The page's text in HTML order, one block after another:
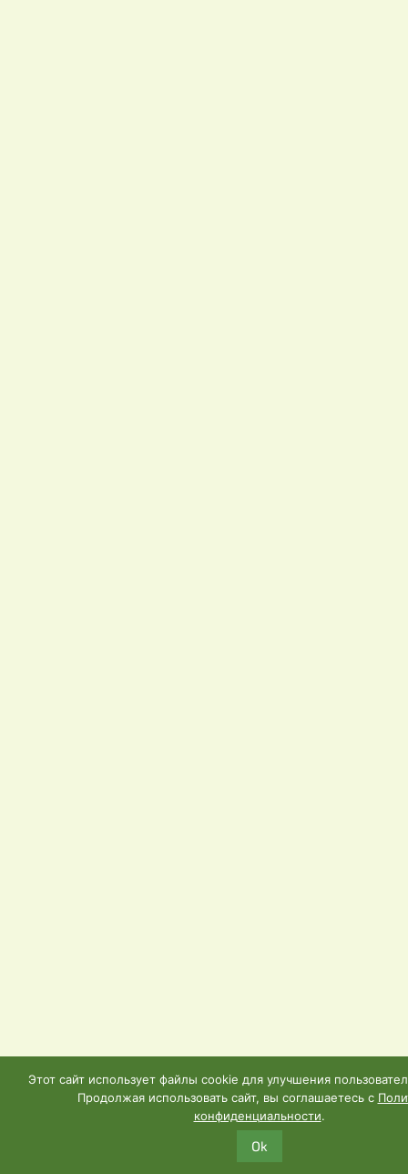
Этот сайт использует файлы cookie для улучшения
Продолжая использовать сайт, вы соглашаетесь с
конфиденциальности.
Ok